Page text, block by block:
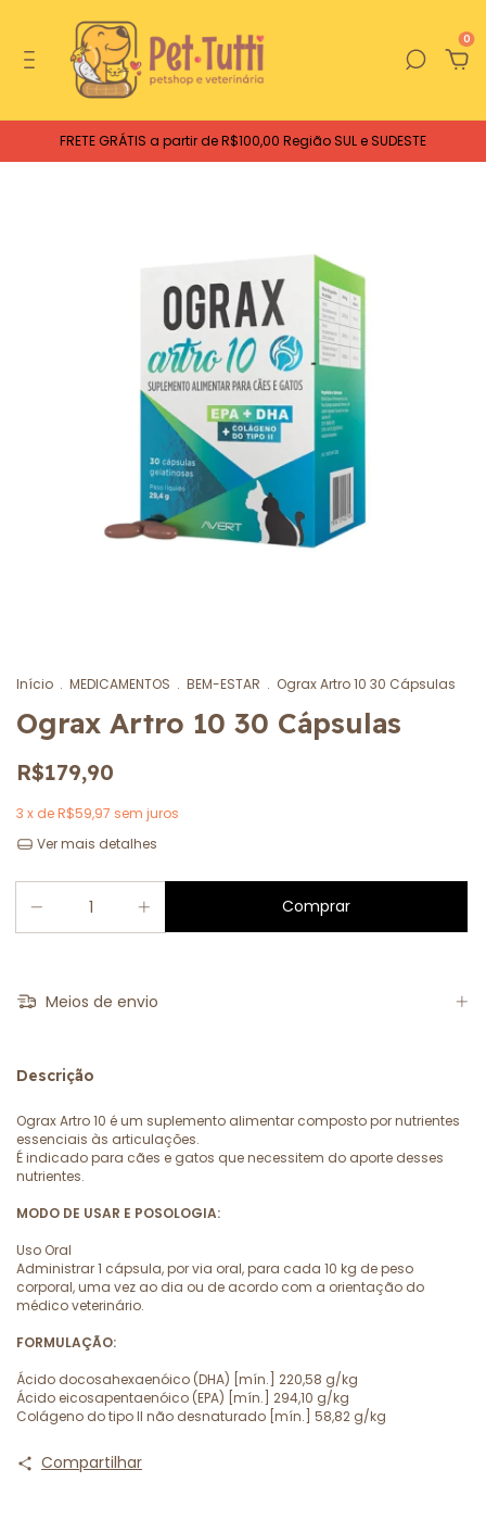
0
FRETE GRÁTIS a partir de R$100,00 Região SUL e SUDESTE
Início . MEDICAMENTOS . BEM-ESTAR . Ograx Artro 10 30 Cápsulas
Ograx Artro 10 30 Cápsulas
R$179,90
3 x deR$59,97 sem juros
Ver mais detalhes
Meios de envio
Descrição
Ograx Artro 10 é um suplemento alimentar composto por nutrientes
essenciais às articulações.
É indicado para cães e gatos que necessitem do aporte desses
nutrientes.
MODO DE USAR E POSOLOGIA:
Uso Oral
Administrar 1 cápsula, por via oral, para cada 10 kg de peso
corporal, uma vez ao dia ou de acordo com a orientação do
médico veterinário.
FORMULAÇÃO:
Ácido docosahexaenóico (DHA) [mín.] 220,58 g/kg
Ácido eicosapentaenóico (EPA) [mín.] 294,10 g/kg
Colágeno do tipo II não desnaturado [mín.] 58,82 g/kg
Compartilhar